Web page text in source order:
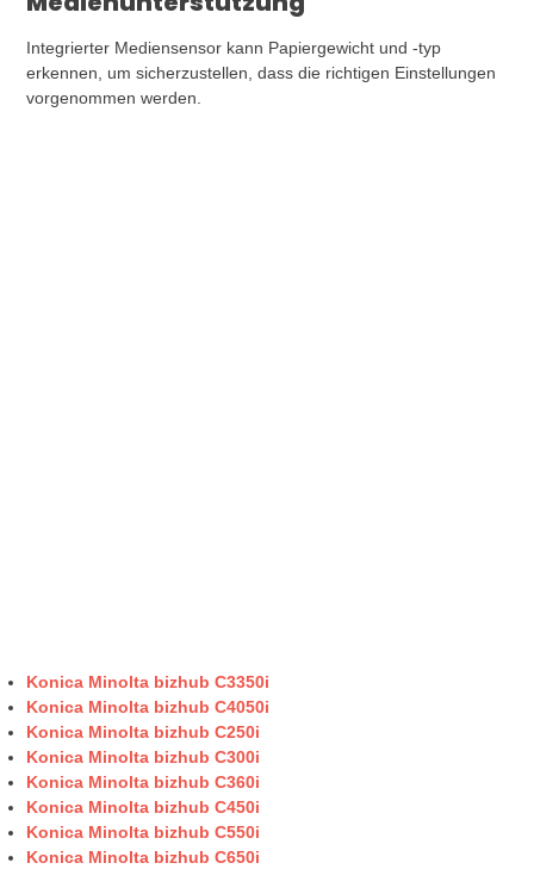
Integrierter Mediensensor kann Papiergewicht und -typ
erkennen, um sicherzustellen, dass die richtigen Einstellungen
vorgenommen werden.
Konica Minolta bizhub C3350i
Konica Minolta bizhub C4050i
Konica Minolta bizhub C250i
Konica Minolta bizhub C300i
Konica Minolta bizhub C360i
Konica Minolta bizhub C450i
Konica Minolta bizhub C550i
Konica Minolta bizhub C650i